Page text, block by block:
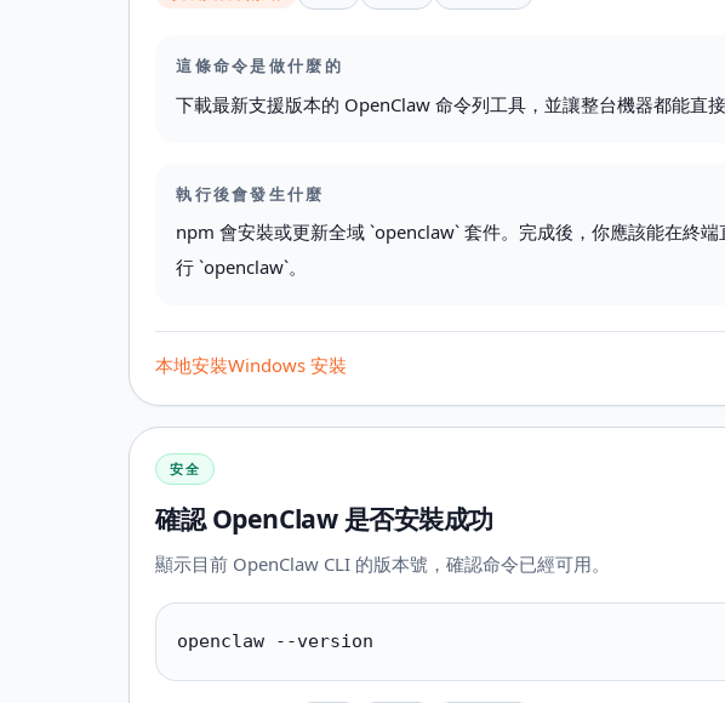
這條命令是做什麼的
下載最新支援版本的 OpenClaw 命令列工具，並讓整台機器都能直接
執行後會發生什麼
npm 會安裝或更新全域 `openclaw` 套件。完成後，你應該能在終端
行 `openclaw`。
本地安裝Windows 安裝
安全
確認 OpenClaw 是否安裝成功
顯示目前 OpenClaw CLI 的版本號，確認命令已經可用。
openclaw --version